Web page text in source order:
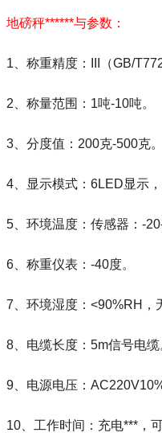
地磅秤******与参数：
1、称重精度：III（GB/
2、称量范围：1吨-10吨。
3、分度值：200克-500克
4、显示模式：6LED显示
5、环境温度：传感器：-
6、称重仪表：-40度。
7、环境湿度：<90%RH，
8、电缆长度：5m信号电缆
9、电源电压：
10、工作时间：充电***，